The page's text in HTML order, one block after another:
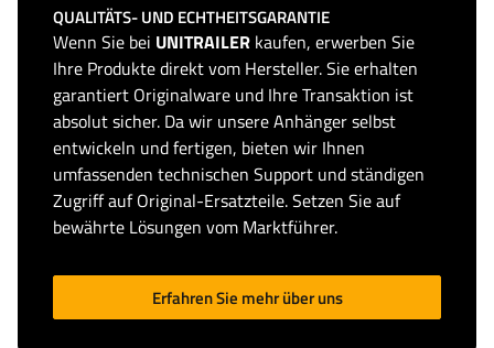
QUALITÄTS- UND ECHTHEITSGARANTIE
Wenn Sie bei UNITRAILER kaufen, erwerben Sie
Ihre Produkte direkt vom Hersteller. Sie erhalten
garantiert Originalware und Ihre Transaktion ist
absolut sicher. Da wir unsere Anhänger selbst
entwickeln und fertigen, bieten wir Ihnen
umfassenden technischen Support und ständigen
Zugriff auf Original-Ersatzteile. Setzen Sie auf
bewährte Lösungen vom Marktführer.
Erfahren Sie mehr über uns